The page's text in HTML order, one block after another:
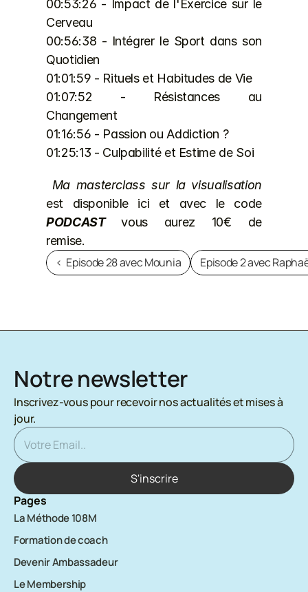
00:53:26 - Impact de l'Exercice sur le
Cerveau
00:56:38 - Intégrer le Sport dans son
Quotidien
01:01:59 - Rituels et Habitudes de Vie
01:07:52 - Résistances au
Changement
01:16:56 - Passion ou Addiction ?
01:25:13 - Culpabilité et Estime de Soi
est disponible ici
et avec le code
PODCAST vous aurez 10€ de
remise.
‹  Episode 28 avec Mounia Episode 2 avec
Notre newsletter
Inscrivez-vous pour recevoir nos actualités et mises à
jour.
Pages
La Méthode 108M
Formation de coach
Devenir Ambassadeur
Le Membership